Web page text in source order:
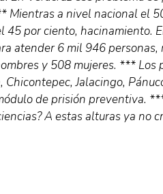
Mientras a nivel nacional el
por ciento, hacinamiento.
atender 6 mil 946
y 508 mujeres. *** Los
Jalacingo,
de prisión preventiva.
A estas alturas ya no